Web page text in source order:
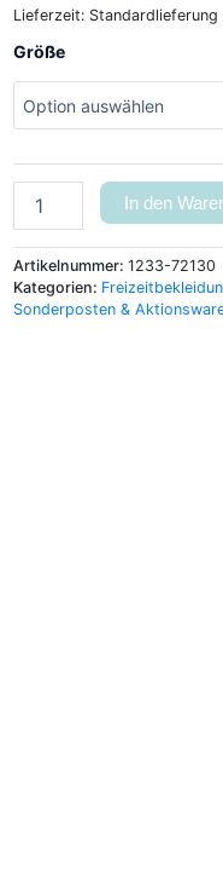
Lieferzeit: Standardlieferung
Größe
In den
Artikelnummer: 1233-72130
Kategorien:
Sonderposten &